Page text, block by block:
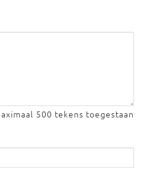
500 tekens toegestaan